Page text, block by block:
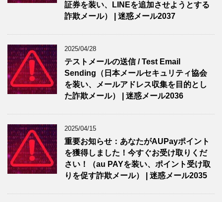
証券を装い、LINEを追加させようとする
詐欺メール） | 迷惑メール2037
2025/04/28
テストメールの送信 / Test Email
Sending（日本メールセキュリティ協会
を装い、メールアドレス収集を目的とし
た詐欺メール） | 迷惑メール2036
2025/04/15
重要お知らせ：あなたがAUPayポイント
を獲得しました！今すぐお受け取りくだ
さい！（au PAYを装い、ポイント受け取
りを促す詐欺メール） | 迷惑メール2035